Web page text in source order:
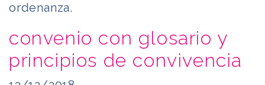
ordenanza.
convenio con glosario y
principios de convivencia